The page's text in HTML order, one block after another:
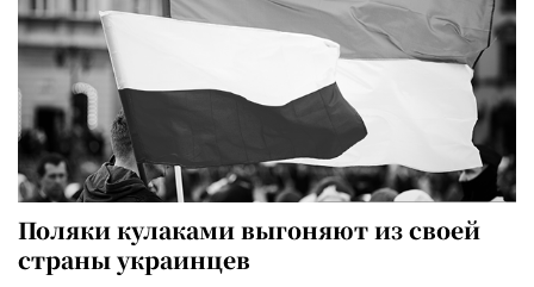
Поляки кулаками выгоняют из своей
страны украинцев